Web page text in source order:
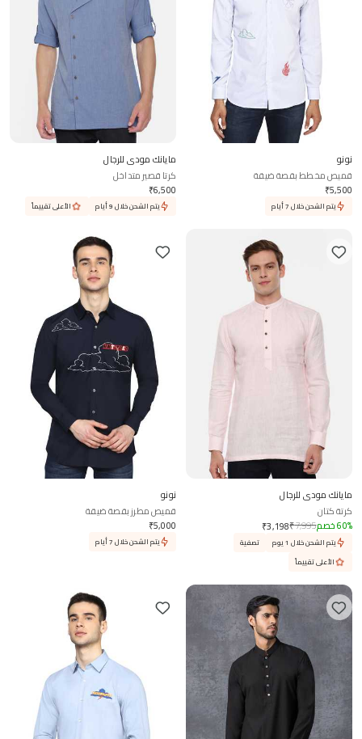
نونو
قميص مخطط بقصة ضيقة
₹5,500
يتم الشحن خلال 7 أيام
مايانك مودي للرجال
كرتا قصير متداخل
₹6,500
يتم الشحن خلال 9 أيام الأعلى تقييماً
مايانك مودي للرجال
كرتة كتان
₹3,198₹7,995 60% خصم
يتم الشحن خلال 1 يوم
تصفية
الأعلى تقييماً
نونو
قميص مطرز بقصة ضيقة
₹5,000
يتم الشحن خلال 7 أيام